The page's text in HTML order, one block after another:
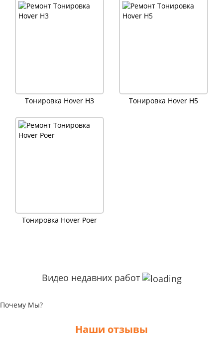
Тонировка Hover H3 Тонировка Hover H5
Тонировка Hover Poer
Видео недавних работ
Почему Мы?
Наши отзывы